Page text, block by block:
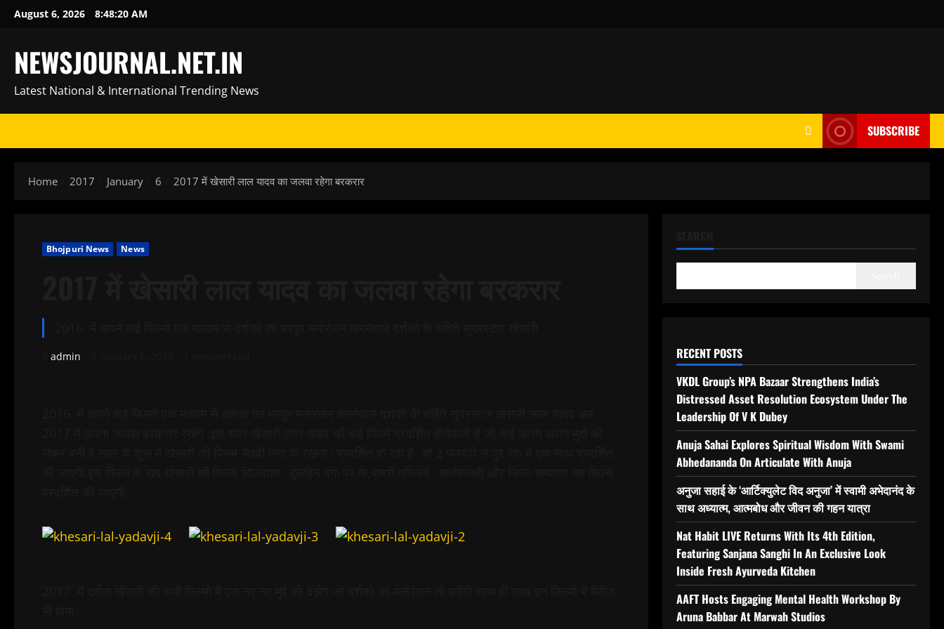
SkipAugust 6, 2026 8:48:21 AM
NEWSJOURNAL.NET.IN
Latest National & International Trending News
SUBSCRIBE
Home 2017 January 6 2017 में खेसारी लाल यादव का जलवा रहेगा बरकरार
Bhojpuri News News
admin
RECENT POSTS
VKDL Group’s NPA Bazaar Strengthens India’s
Distressed Asset Resolution Ecosystem Under The
Leadership Of V K Dubey
Anuja Sahai Explores Spiritual Wisdom With Swami
Abhedananda On Articulate With Anuja
अनुजा सहाई के ‘आर्टिक्युलेट विद अनुजा’ में स्वामी अभेदानंद के
साथ अध्यात्म, आत्मबोध और जीवन की गहन यात्रा
Nat Habit LIVE Returns With Its 4th Edition,
Featuring Sanjana Sanghi In An Exclusive Look
Inside Fresh Ayurveda Kitchen
AAFT Hosts Engaging Mental Health Workshop By
Aruna Babbar At Marwah Studios